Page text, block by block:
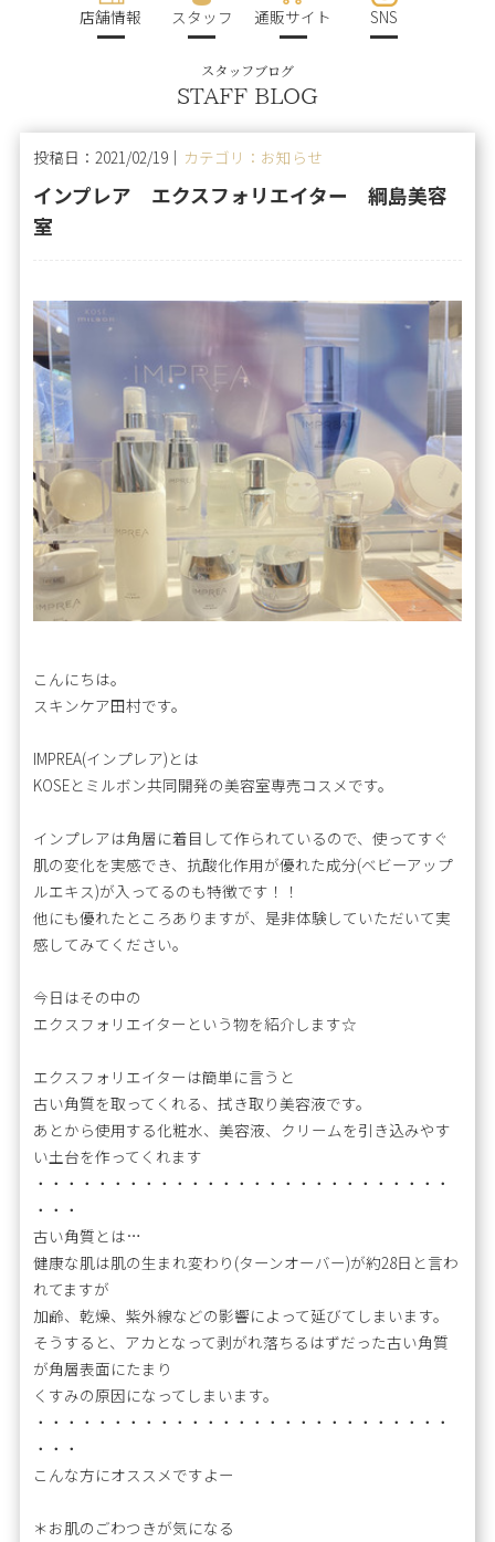
店舗情報 スタッフ 通販サイト SNS
スタッフブログ
STAFF BLOG
投稿日：2021/02/19｜ カテゴリ：お知らせ
インプレア エクスフォリエイター 綱島美容
室
こんにちは。
スキンケア田村です。
IMPREA(インプレア)とは
KOSEとミルボン共同開発の美容室専売コスメです。
インプレアは角層に着目して作られているので、使ってすぐ
肌の変化を実感でき、抗酸化作用が優れた成分(ベビーアップ
ルエキス)が入ってるのも特徴です！！
他にも優れたところありますが、是非体験していただいて実
感してみてください。
今日はその中の
エクスフォリエイターという物を紹介します☆
エクスフォリエイターは簡単に言うと
古い角質を取ってくれる、拭き取り美容液です。
あとから使用する化粧水、美容液、クリームを引き込みやす
い土台を作ってくれます
・・・・・・・・・・・・・・・・・・・・・・・・・・・
・・・
古い角質とは…
健康な肌は肌の生まれ変わり(ターンオーバー)が約28日と言わ
れてますが
加齢、乾燥、紫外線などの影響によって延びてしまいます。
そうすると、アカとなって剥がれ落ちるはずだった古い角質
が角層表面にたまり
くすみの原因になってしまいます。
・・・・・・・・・・・・・・・・・・・・・・・・・・・
・・・
こんな方にオススメですよー
＊お肌のごわつきが気になる